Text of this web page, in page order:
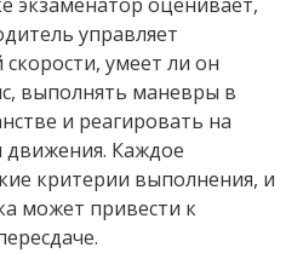
управляет
умеет ли он
выполнять маневры в
и реагировать на
движения. Каждое
критерии выполнения, и
может привести к